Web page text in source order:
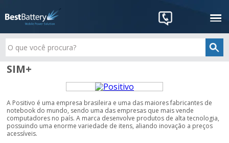
SIM+
A Positivo é uma empresa brasileira e uma das maiores fabricantes de
notebook do mundo, sendo uma das empresas que mais vende
computadores no país. A marca desenvolve produtos de alta tecnologia,
possuindo uma enorme variedade de itens, aliando inovação a preços
acessíveis.